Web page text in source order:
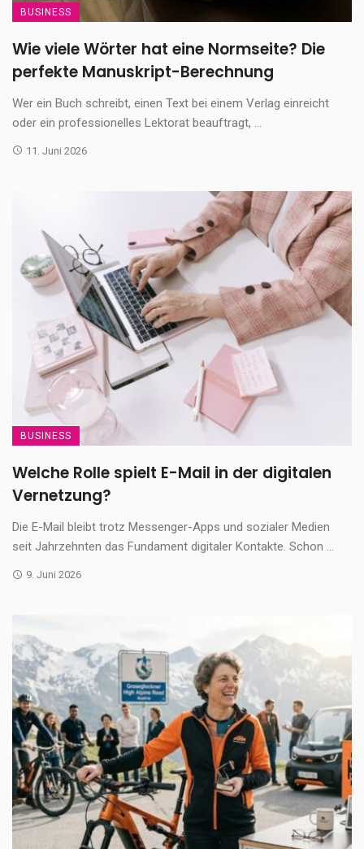
BUSINESS
Wie viele Wörter hat eine Normseite? Die
perfekte Manuskript-Berechnung
Wer ein Buch schreibt, einen Text bei einem Verlag einreicht
oder ein professionelles Lektorat beauftragt, ...
11. Juni 2026
BUSINESS
Welche Rolle spielt E-Mail in der digitalen
Vernetzung?
Die E-Mail bleibt trotz Messenger-Apps und sozialer Medien
seit Jahrzehnten das Fundament digitaler Kontakte. Schon ...
9. Juni 2026